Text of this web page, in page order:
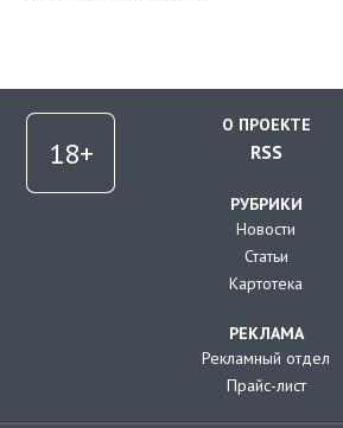
О ПРОЕКТЕ
RSS
РУБРИКИ
Новости
Статьи
Картотека
РЕКЛАМА
Рекламный отдел
Прайс-лист